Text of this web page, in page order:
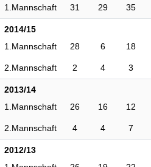
1.Mannschaft
31 29 35
2014/15
1.Mannschaft
28 6 18
2.Mannschaft 2 4 3
2013/14
1.Mannschaft
26 16 12
2.Mannschaft 4 4 7
2012/13